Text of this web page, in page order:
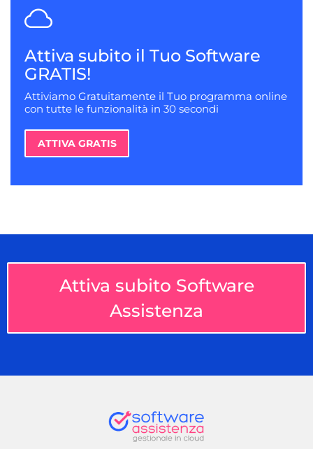
Attiva subito il Tuo Software
GRATIS!
Attiviamo Gratuitamente il Tuo programma online
con tutte le funzionalità in 30 secondi
ATTIVA GRATIS
Attiva subito Software
Assistenza